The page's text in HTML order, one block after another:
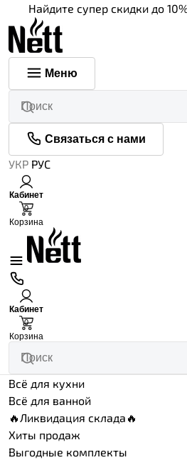
Найдите супер скидки до
Меню
Связаться с нами
УКР РУС
Кабинет
0
Корзина
Кабинет
0
Корзина
Всё для кухни
Всё для ванной
🔥Ликвидация склада🔥
Хиты продаж
Выгодные комплекты